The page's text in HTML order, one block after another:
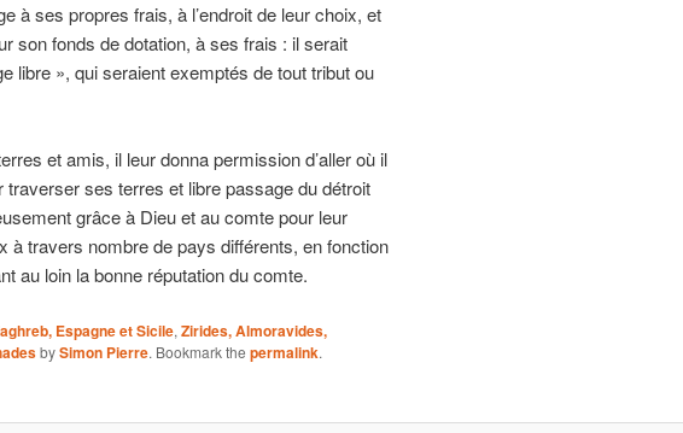
à ses propres frais, à l’endroit de leur choix, et
son fonds de dotation, à ses frais : il serait
libre », qui seraient exemptés de tout tribut ou
et amis, il leur donna permission d’aller où il
ses terres et libre passage du détroit
grâce à Dieu et au comte pour leur
à travers nombre de pays différents, en fonction
au loin la bonne réputation du comte.
Espagne et Sicile, Zirides, Almoravides,
bySimon Pierre. Bookmark the permalink.